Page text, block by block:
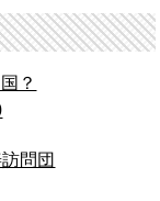
？
問団